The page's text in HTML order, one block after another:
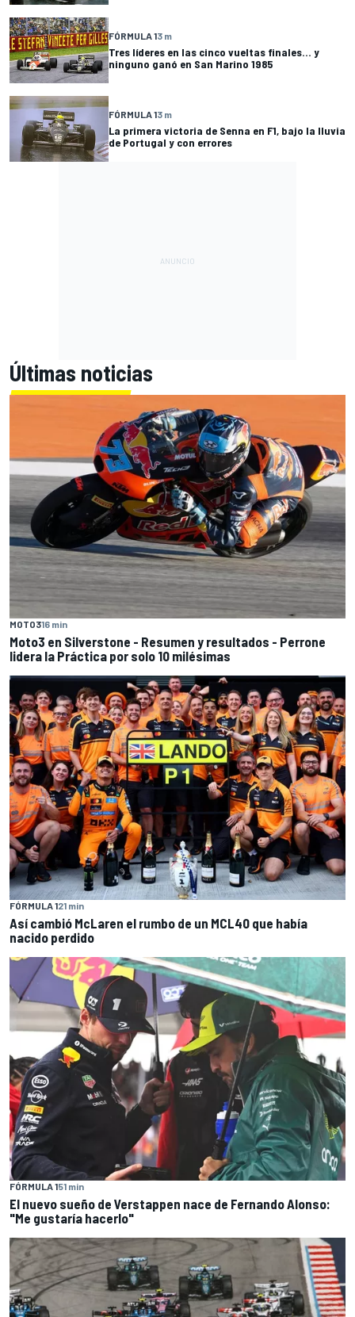
FÓRMULA 13 m
Tres líderes en las cinco vueltas finales... y
ninguno ganó en San Marino 1985
FÓRMULA 13 m
La primera victoria de Senna en F1, bajo la lluvia
de Portugal y con errores
Últimas noticias
MOTO316 min
Moto3 en Silverstone - Resumen y resultados - Perrone
lidera la Práctica por solo 10 milésimas
FÓRMULA 121 min
Así cambió McLaren el rumbo de un MCL40 que había
nacido perdido
FÓRMULA 151 min
El nuevo sueño de Verstappen nace de Fernando Alonso:
"Me gustaría hacerlo"